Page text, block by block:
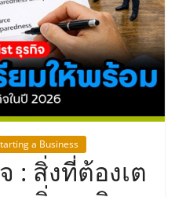
,
a Business
: สิ่งที่ต้องเต